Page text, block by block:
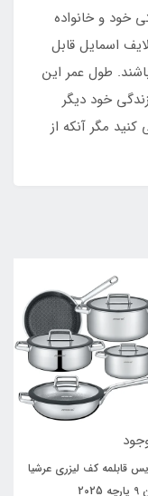
خود و خانواده
اسمایل قابل
طول عمر این
خود دیگر
مگر آنکه از
کف لیزری عرشیا